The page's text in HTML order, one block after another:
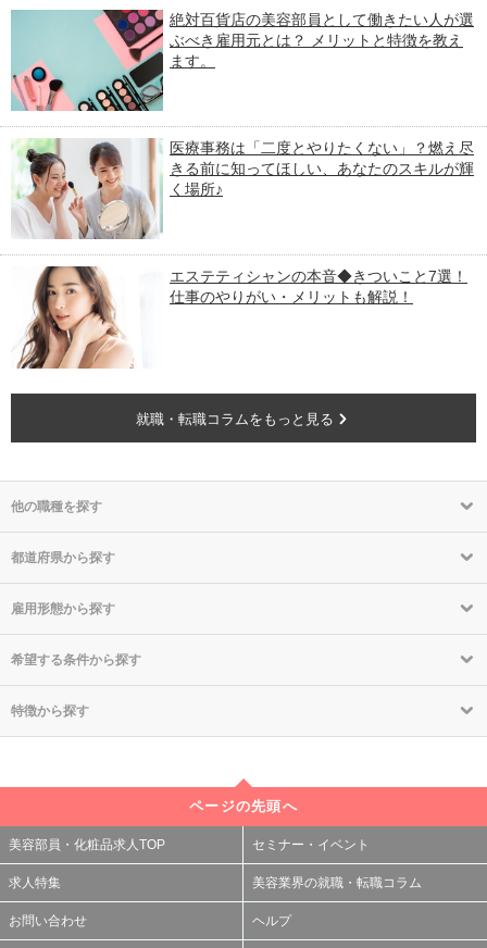
絶対百貨店の美容部員として働きたい人が選
ぶべき雇用元とは？ メリットと特徴を教え
ます。
医療事務は「二度とやりたくない」？燃え尽
きる前に知ってほしい、あなたのスキルが輝
く場所♪
エステティシャンの本音◆きついこと7選！
仕事のやりがい・メリットも解説！
就職・転職コラムをもっと見る
他の職種を探す
都道府県から探す
雇用形態から探す
希望する条件から探す
特徴から探す
ページの先頭へ
美容部員・化粧品求人TOP セミナー・イベント
求人特集 美容業界の就職・転職コラム
お問い合わせ ヘルプ